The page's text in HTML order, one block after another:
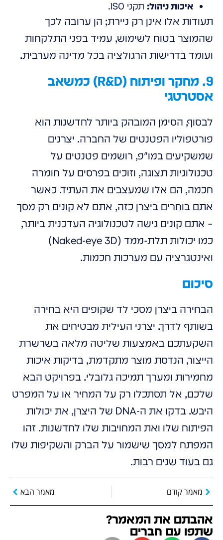
איכות ניהול: תקני ISO.
תעודות אלו אינן רק ניירת; הן ערובה לכך
שהמוצר בטוח לשימוש, עמיד בפני התלקחות
ועומד בדרישות הרגולציה בכל מדינה מערבית.
9. מחקר ופיתוח (R&D) כמשאב
אסטרטגי
לבסוף, הסימן המובהק ביותר לחדשנות הוא
פורטפוליו הפטנטים של החברה. יצרנים
שמשקיעים במו"פ, רושמים פטנטים על
טכנולוגיות תצוגה, וזוכים בפרסים על חומרה
חכמה, הם אלו שמעצבים את העתיד. כאשר
אתם בוחרים ביצרן כזה, אתם לא קונים רק מסך
– אתם קונים גישה לטכנולוגיה העדכנית ביותר,
כמו יכולות תלת-ממד (Naked-eye 3D)
ואינטגרציה עם מערכות חכמות.
סיכום
הבחירה ביצרן מסכי לד שקופים היא בחירה
בשותף לדרך. יצרני העילית מבטיחים את
השקעתכם באמצעות שליטה מלאה בשרשרת
הייצור, הנדסת מוצר מתקדמת, בדיקות איכות
מחמירות ומערך תמיכה גלובלי. בפרויקט הבא
שלכם, אל תסתכלו רק על המחיר או על המפרט
היבש. בדקו את ה-DNA של היצרן, את יכולות
הפיתוח שלו ואת המחויבות שלו לחדשנות. זהו
המפתח למסך שישמור על הברק והשקיפות שלו
גם בעוד שנים רבות.
מאמר קודם מאמר הבא
אהבתם את המאמר?
שתפו עם חברים